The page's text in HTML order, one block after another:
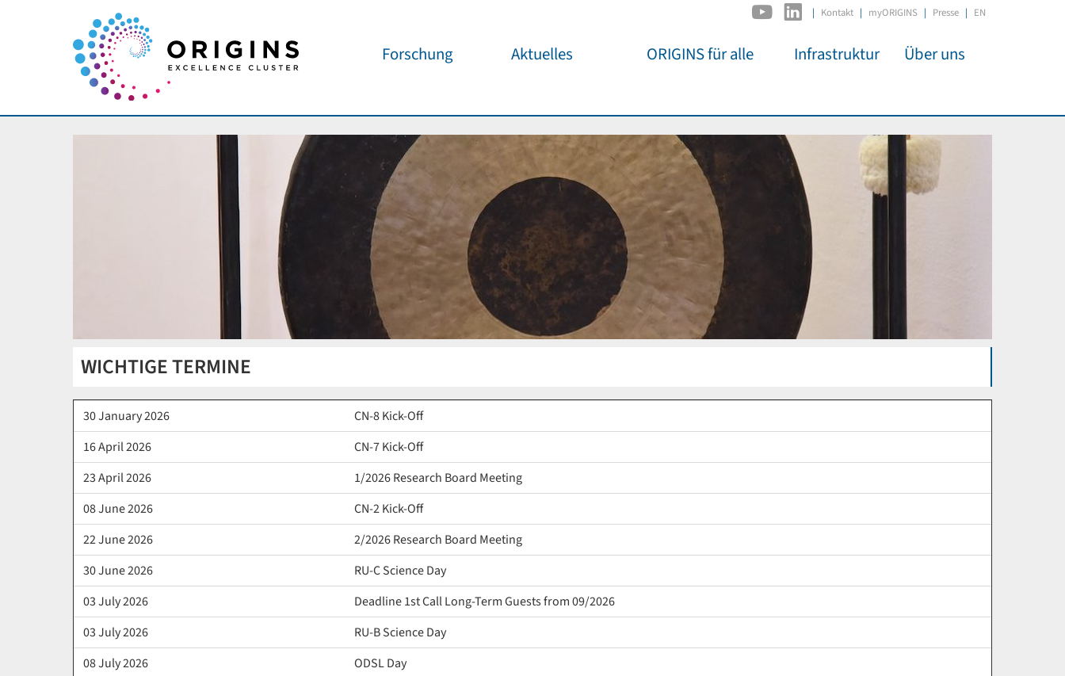
| Kontakt myORIGINS Presse EN
Forschung
Workshop-Support
Seed-Projekte
Forschungspartner
Publikationen
Aktuelles
Events
Öffentliche Events
Wichtige Termine
ORIGINS für alle
Café & Kosmos
Kosmisches Kino
Wissenschaft für
Jedermann
Für Schulen
Vortragspool
Infrastruktur
D-Hub
CORE
Über uns
Gremien
Organisation
Institutionen
WICHTIGE TERMINE
30 January 2026
CN-8 Kick-Off
16 April 2026
CN-7 Kick-Off
23 April 2026
1/2026 Research Board Meeting
08 June 2026
CN-2 Kick-Off
22 June 2026
2/2026 Research Board Meeting
30 June 2026
RU-C Science Day
03 July 2026
Deadline 1st Call Long-Term Guests from 09/2026
03 July 2026
RU-B Science Day
08 July 2026
ODSL Day